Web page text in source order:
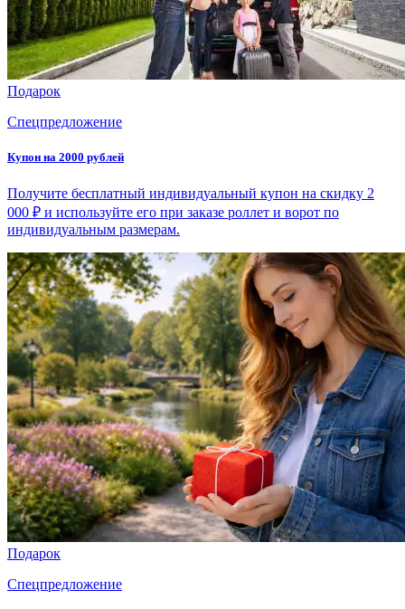
Подарок
Спецпредложение
Купон на 2000 рублей
Получите бесплатный индивидуальный купон на скидку 2
000 ₽ и используйте его при заказе роллет и ворот по
индивидуальным размерам.
Подарок
Спецпредложение